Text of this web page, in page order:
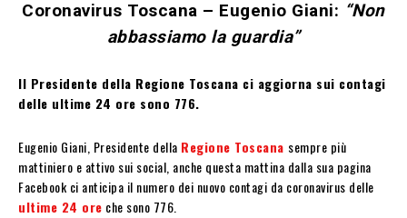
Coronavirus Toscana – Eugenio Giani: “Non
abbassiamo la guardia”
Il Presidente della Regione Toscana ci aggiorna sui contagi
delle ultime 24 ore sono 776.
Eugenio Giani, Presidente della Regione Toscana sempre più
mattiniero e attivo sui social, anche questa mattina dalla sua pagina
Facebook ci anticipa il numero dei nuovo contagi da coronavirus delle
ultime 24 ore che sono 776.